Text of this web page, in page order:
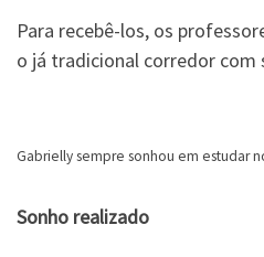
Para recebê-los, os
o já tradicional corredor com
Gabrielly sempre sonhou em estudar
Sonho realizado